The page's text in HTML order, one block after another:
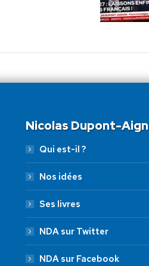
Nicolas Dupont-
Qui est-il ?
Nos idées
Ses livres
NDA sur Twitter
NDA sur Facebook